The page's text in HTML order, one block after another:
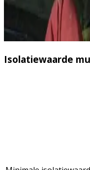
Isolatiewaarde